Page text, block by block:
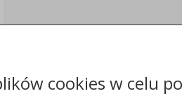
cookies w celu